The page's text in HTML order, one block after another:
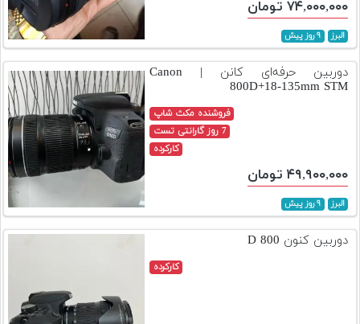
۷۴,۰۰۰,۰۰۰ تومان
البرز ۹ روز پیش
دوربین حرفه‌ای کانن | Canon
800D+18-135mm STM
فروشنده مکث شاپ
7 روز گارانتی تست
کارکرده
۴۹,۹۰۰,۰۰۰ تومان
البرز ۹ روز پیش
دوربین کنون 800 D
کارکرده